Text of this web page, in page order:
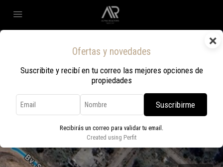
×
Ofertas y novedades
Suscribite y recibí en tu correo las mejores opciones de
propiedades
Suscribirme
Recibirás un correo para validar tu email.
Created using Perfit